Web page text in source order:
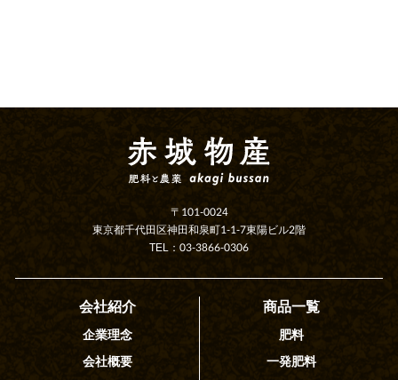
〒101-0024
東京都千代田区神田和泉町1-1-7東陽ビル2階
TEL：03-3866-0306
会社紹介
企業理念
会社概要
商品一覧
肥料
一発肥料